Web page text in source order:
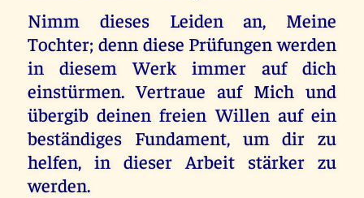
Nimm dieses Leiden an, Meine
Tochter; denn diese Prüfungen werden
in diesem Werk immer auf dich
einstürmen. Vertraue auf Mich und
übergib deinen freien Willen auf ein
beständiges Fundament, um dir zu
helfen, in dieser Arbeit stärker zu
werden.